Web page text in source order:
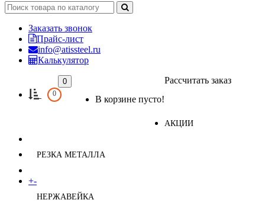
Заказать звонок
Прайс-лист
info@atissteel.ru
Калькулятор
0
0
В корзине пусто!
Рассчитать заказ
АКЦИИ
РЕЗКА МЕТАЛЛА
+-
НЕРЖАВЕЙКА